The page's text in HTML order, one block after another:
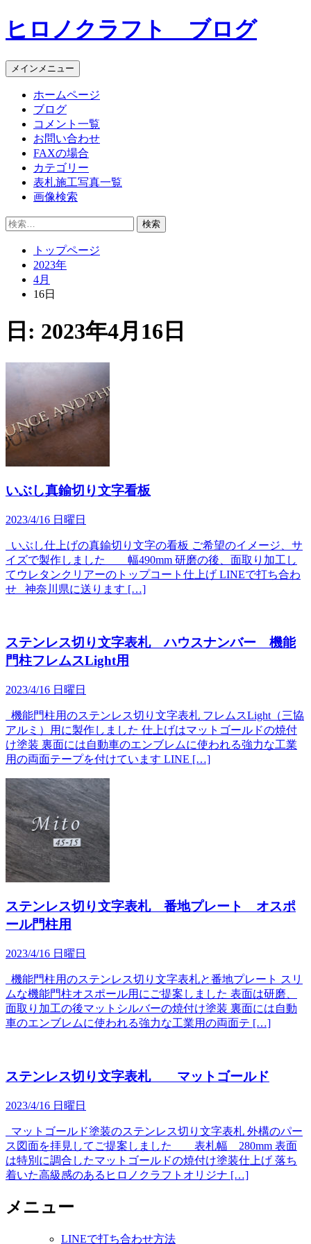
コ
ン
ン
ツ
ヒロノクラフト ブログ
メインメニュー
ホームページ
ブログ
コメント一覧
お問い合わせ
FAXの場合
カテゴリー
表札施工写真一覧
画像検索
検
トップページ
2023年
4月
16日
日: 2023年4月16日
いぶし真鍮切り文字看板
2023/4/16 日曜日
いぶし仕上げの真鍮切り文字の看板 ご希望のイメージ、サ
イズで製作しました 幅490mm 研磨の後、面取り加工し
てウレタンクリアーのトップコート仕上げ LINEで打ち合わ
せ 神奈川県に送ります […]
ステンレス切り文字表札 ハウスナンバー 機能
門柱フレムスLight用
2023/4/16 日曜日
機能門柱用のステンレス切り文字表札 フレムスLight（三協
アルミ）用に製作しました 仕上げはマットゴールドの焼付
け塗装 裏面には自動車のエンブレムに使われる強力な工業
用の両面テープを付けています LINE […]
ステンレス切り文字表札 番地プレート オスポ
ール門柱用
2023/4/16 日曜日
機能門柱用のステンレス切り文字表札と番地プレート スリ
ムな機能門柱オスポール用にご提案しました 表面は研磨、
面取り加工の後マットシルバーの焼付け塗装 裏面には自動
車のエンブレムに使われる強力な工業用の両面テ […]
ステンレス切り文字表札 マットゴールド
2023/4/16 日曜日
マットゴールド塗装のステンレス切り文字表札 外構のパー
ス図面を拝見してご提案しました 表札幅 280mm 表面
は特別に調合したマットゴールドの焼付け塗装仕上げ 落ち
着いた高級感のあるヒロノクラフトオリジナ […]
メニュー
LINEで打ち合わせ方法